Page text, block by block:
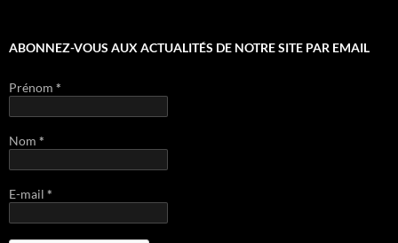
ABONNEZ-VOUS AUX ACTUALITÉS DE NOTRE SITE PAR EMAIL
Prénom *
Nom *
E-mail *